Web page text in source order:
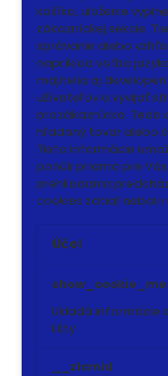
košíka, uloženie
zákazníckej sekcie.
správanie alebo
napríklad voľba
majitelia aj
užívateľov a vyvijať
prozákaznícka. Teda
hľadaný tovar alebo
Tieto informácie
ponúk priamo pre
prehliadania
cookies zatiaľ neboli
Účel
Ukladá informácie
lišty
__zlcmid